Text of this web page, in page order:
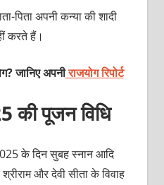
पिता अपनी कन्या की शादी
करते हैं।
जानिए अपनीराजयोग रिपोर्ट
की पूजन विधि
के दिन सुबह स्नान आदि
और देवी सीता के विवाह